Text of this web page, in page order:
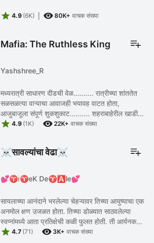
 4.9 (6K)  80K+ वाचक संख्या
Mafia: The Ruthless King
Yashshree_R
मध्यरात्री साधारण दीडची वेळ.......... रात्रीच्या शांततेत
सळसळत्या वाऱ्याचा आवाजही भयावह वाटत होता,
आजुबाजूला संपूर्ण शुकशुकाट.......... शहराबाहेरील खाडीच्या
किनाऱ्यावर असलेल्या एका ओसाड, जुन्या, ...
 4.9 (1K)  22K+ वाचक संख्या
☠️सावल्यांचा वेढा☠️
💕♈️ℹ️♈️eK De♈️🅰️le💕
सायलाच्या आनंदाने भरलेल्या चेहऱ्यावर तिच्या आयुष्याचा एक
अनमोल क्षण उजळत होता. तिच्या डोळ्यात साठवलेल्या
स्वप्नांमध्ये आता प्रतिक्षेची कळी फुलत होती. ती आर्यनकडे
हसत म्हणाली, "आज इतक्या वर्षांनी ...
 4.7 (71)  3K+ वाचक संख्या